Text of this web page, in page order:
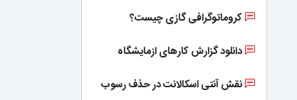
کروماتوگرافی گازی چیست؟
دانلود گزارش کارهای ازمایشگاه
نقش آنتی اسکالانت در حذف رسوب